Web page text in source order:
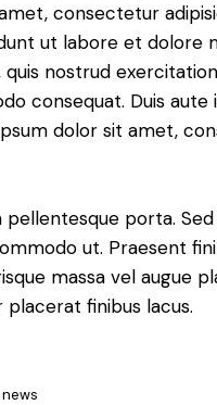
consectetur
ut labore et dolore
nostrud
consequat. Duis aute
dolor sit amet,
porta.
ut. Praesent
massa vel augue
finibus lacus.
news